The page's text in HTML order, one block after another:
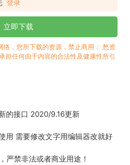
登录
立即下载
络，您所下载的资源，禁止商用； 愁资
担任何由于内容的合法性及健康性所引
的接口 2020/9.16更新
用 需要修改文字用编辑器改就好
严禁非法或者商业用途！